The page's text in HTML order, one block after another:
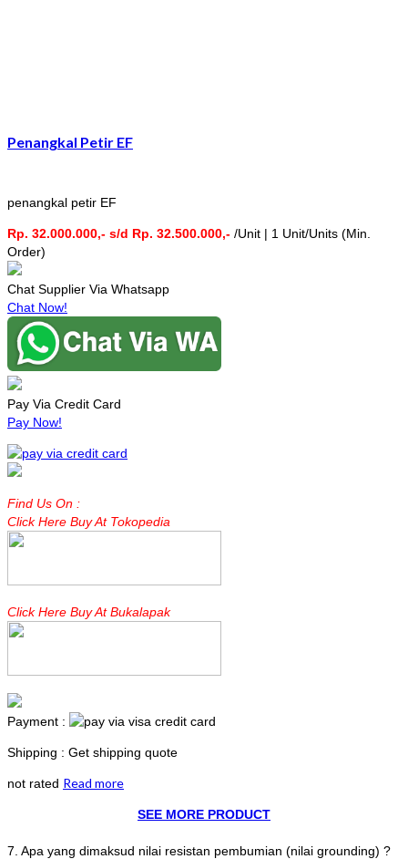
Penangkal Petir EF
penangkal petir EF
Rp. 32.000.000,- s/d Rp. 32.500.000,- /Unit | 1 Unit/Units (Min.
Order)
Chat Supplier Via Whatsapp
Chat Now!
Pay Via Credit Card
Pay Now!
Find Us On :
Click Here Buy At Tokopedia
Click Here Buy At Bukalapak
Payment :
Shipping : Get shipping quote
not rated Read more
SEE MORE PRODUCT
7. Apa yang dimaksud nilai resistan pembumian (nilai grounding) ?